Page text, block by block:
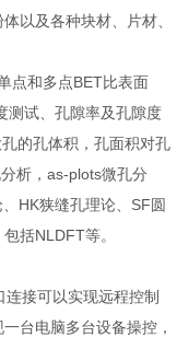
以及各种块材、片材、
点和多点BET比表面
测试、孔隙率及孔隙度
的孔体积，孔面积对孔
析，as-plots微孔分
HK狭缝孔理论、SF圆
括NLDFT等。
接可以实现远程控制
台电脑多台设备操控，